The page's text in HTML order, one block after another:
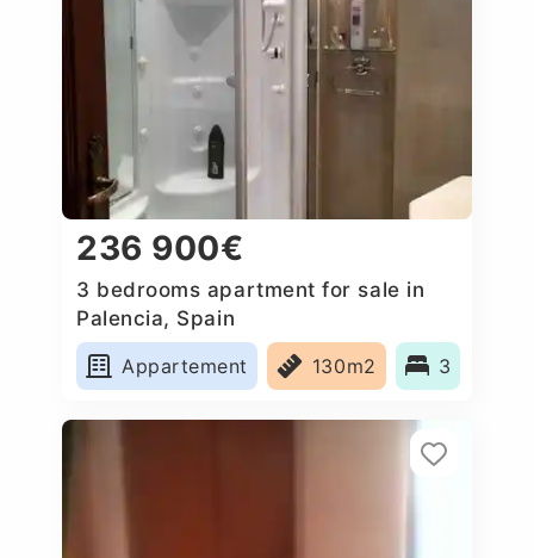
236 900€
3 bedrooms apartment for sale in
Palencia, Spain
Appartement
130m2 3